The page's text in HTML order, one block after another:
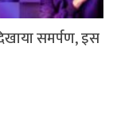
समर्पण, इस